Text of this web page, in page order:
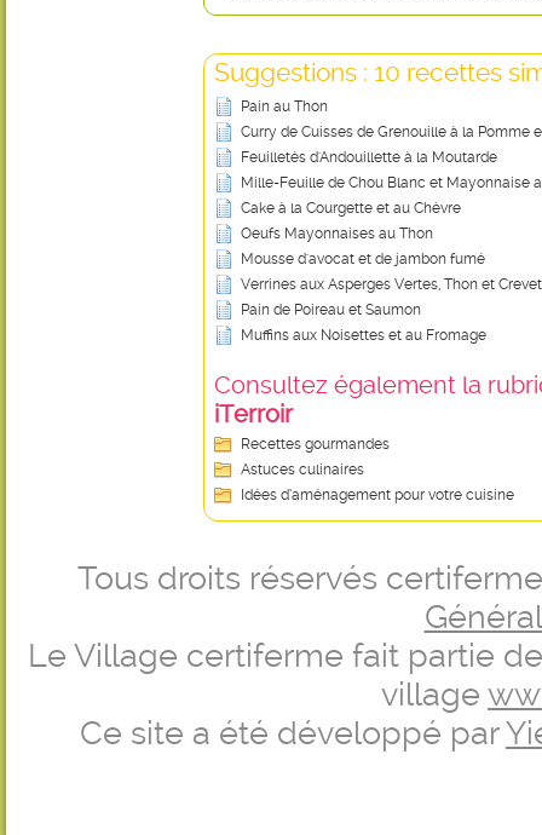
Suggestions : 10 recettes
Pain au Thon
Curry de Cuisses de Grenouille à la Pomme
Feuilletés d'Andouillette à la Moutarde
Mille-Feuille de Chou Blanc et Mayonnaise
Cake à la Courgette et au Chèvre
Oeufs Mayonnaises au Thon
Mousse d'avocat et de jambon fumé
Verrines aux Asperges Vertes, Thon et
Pain de Poireau et Saumon
Muffins aux Noisettes et au Fromage
Consultez également la
iTerroir
Recettes gourmandes
Astuces culinaires
Idées d’aménagement pour votre cuisine
Tous droits réservés
Le Village certiferme fait partie
village
Ce site a été développé par